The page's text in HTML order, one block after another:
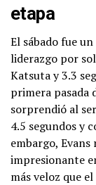
etapa
El sábado fue
liderazgo por
Katsuta y 3.3
primera pasada
sorprendió al
4.5 segundos y
embargo,
impresionante
más veloz que